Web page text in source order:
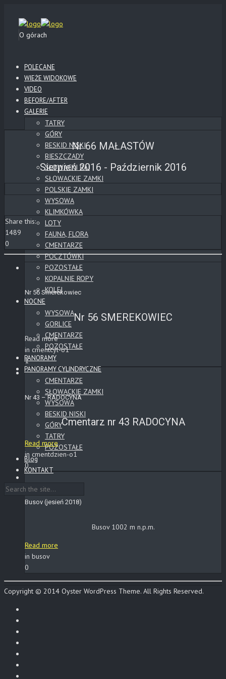
O górach
POLECANE
WIEŻE WIDOKOWE
VIDEO
BEFORE/AFTER
GALERIE
TATRY
GÓRY
BESKID NISKI
BIESZCZADY
SŁOWACKI RAJ
SŁOWACKIE ZAMKI
POLSKIE ZAMKI
WYSOWA
KLIMKÓWKA
LOTY
FAUNA, FLORA
CMENTARZE
POCZTÓWKI
POZOSTAŁE
KOPALNIE ROPY
KOLEJ
NOCNE
WYSOWA
GORLICE
CMENTARZE
POZOSTAŁE
PANORAMY
PANORAMY CYLINDRYCZNE
CMENTARZE
SŁOWACKIE ZAMKI
WYSOWA
BESKID NISKI
GÓRY
TATRY
POZOSTAŁE
Blog
KONTAKT
Nr 66 MAŁASTÓW
Sierpień 2016 - Październik 2016
Share this:
1489
0
Nr 56 Smerekowiec
Nr 56 SMEREKOWIEC
Read more
in cmentcyl-o1
1
Nr 43 – RADOCYNA
Cmentarz nr 43 RADOCYNA
Read more
in cmentdzien-o1
0
Busov (jesień 2018)
Busov 1002 m n.p.m.
Read more
in busov
0
Copyright © 2014 Oyster WordPress Theme. All Rights Reserved.